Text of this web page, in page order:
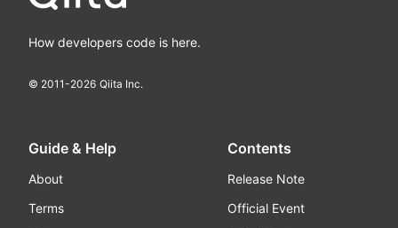
How developers code is here.
© 2011-2026 Qiita Inc.
Guide & Help
About
Terms
Contents
Release Note
Official Event